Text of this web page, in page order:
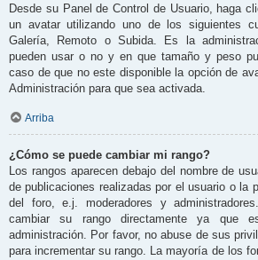
Desde su Panel de Control de Usuario, haga
un avatar utilizando uno de los siguientes
Galería, Remoto o Subida. Es la
pueden usar o no y en que tamaño y peso
caso de que no este disponible la opción de
Administración para que sea activada.
Arriba
¿Cómo se puede cambiar mi rango?
Los rangos aparecen debajo del nombre de
de publicaciones realizadas por el usuario o la
del foro, e.j. moderadores y
cambiar su rango directamente ya que
administración. Por favor, no abuse de sus
para incrementar su rango. La mayoría de los